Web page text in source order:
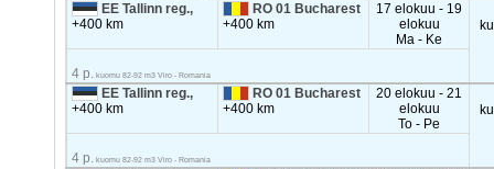
EE Tallinn reg.,
+400 km
RO 01 Bucharest
+400 km
17 elokuu - 19
elokuu
Ma - Ke
4 p. kuomu 82-92 m3 Viro - Romania
EE Tallinn reg.,
+400 km
RO 01 Bucharest
+400 km
20 elokuu - 21
elokuu
To - Pe
4 p. kuomu 82-92 m3 Viro - Romania